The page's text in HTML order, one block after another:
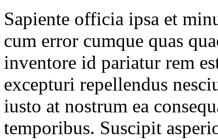
Sapiente officia ipsa et
cum error cumque quas
inventore id pariatur rem
excepturi repellendus
iusto at nostrum ea
temporibus. Suscipit